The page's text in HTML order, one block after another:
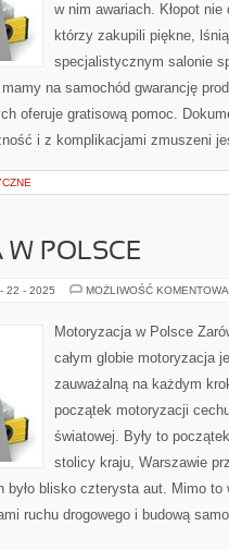
w nim awariach. Kłopot
którzy zakupili piękne,
specjalistycznym salonie
na samochód gwarancję
oferuje gratisową pomoc.
i z komplikacjami zmuszeni
W POLSCE
22 - 2025 MOŻLIWOŚĆ
Motoryzacja w Polsce
całym globie motoryzacja
zauważalną na każdym
początek motoryzacji
światowej. Były to
stolicy kraju, Warszawie
było blisko czterysta aut. Mimo
ruchu drogowego i budową